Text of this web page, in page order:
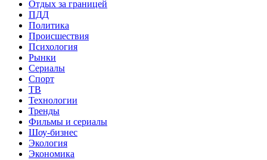
Отдых за границей
ПДД
Политика
Происшествия
Психология
Рынки
Сериалы
Спорт
ТВ
Технологии
Тренды
Фильмы и сериалы
Шоу-бизнес
Экология
Экономика